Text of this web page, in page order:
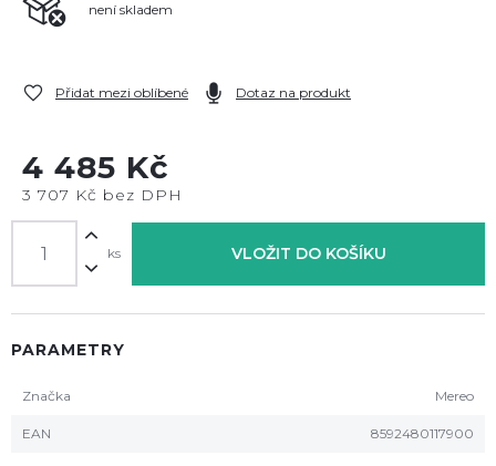
není skladem
Přidat mezi oblíbené Dotaz na produkt
4 485 Kč
3 707 Kč bez DPH
ks VLOŽIT DO KOŠÍKU
PARAMETRY
Značka Mereo
EAN 8592480117900